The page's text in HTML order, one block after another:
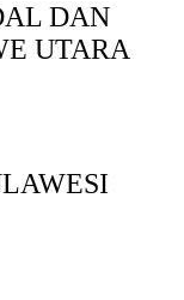
DAN
UTARA